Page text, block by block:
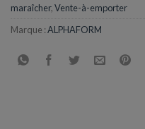
maraîcher,Vente-à-emporter
Marque :ALPHAFORM